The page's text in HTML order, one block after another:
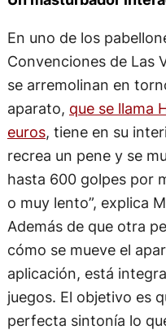
En uno de los
Convenciones de Las
se arremolinan en
aparato, que se llama
euros, tiene en su
recrea un pene y se
hasta 600 golpes por
o muy lento”, explica
Además de que otra
cómo se mueve el
aplicación, está
juegos. El objetivo es
perfecta sintonía lo